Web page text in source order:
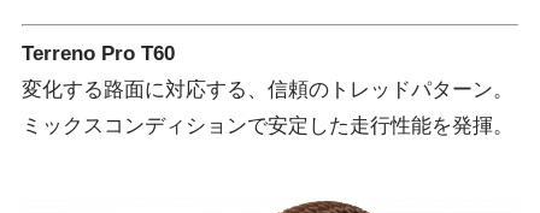
Terreno Pro T60
変化する路面に対応する、信頼のトレッドパターン。
ミックスコンディションで安定した走行性能を発揮。